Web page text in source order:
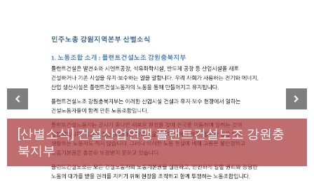
[성명] 막을 수 있었던 죽음, HL만도가 책임져라 : 청
년노동자 사망사고의 철저한 진상규명과 재발방지
대책 마련하라
[산별소식] 건설산업연맹 플랜트건설노조 강원충
북지부
Previous Next